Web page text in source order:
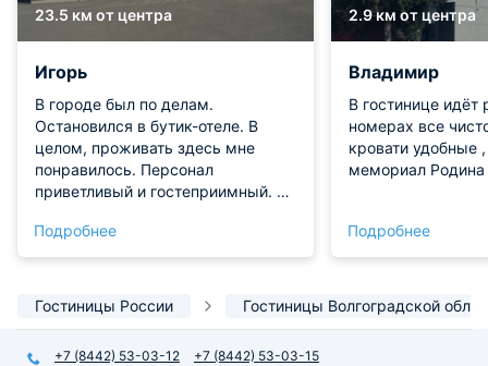
23.5 км от центра
Игорь
В городе был по делам.
Остановился в бутик-отеле. В
целом, проживать здесь мне
понравилось. Персонал
приветливый и гостеприимный. В
и проживанием остался доволен!
Подробнее
2.9 км от центра
Владимир
В гостинице идёт
номерах все
кровати удобные
мемориал Родина
Подробнее
Гостиницы России Гостиницы Волгоградской
+7 (8442) 53-03-12 +7 (8442) 53-03-15